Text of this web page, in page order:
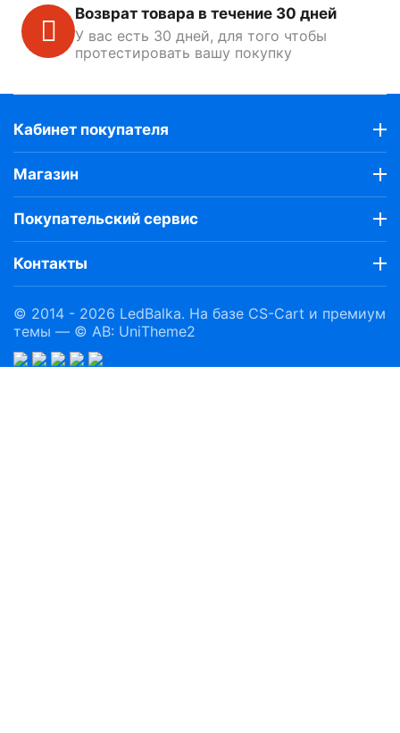
Возврат товара в течение 30 дней
У вас есть 30 дней, для того чтобы
протестировать вашу покупку
Кабинет покупателя
Магазин
Покупательский сервис
Контакты
© 2014 - 2026 LedBalka. На базе CS-Cart и премиум
темы — © AB: UniTheme2